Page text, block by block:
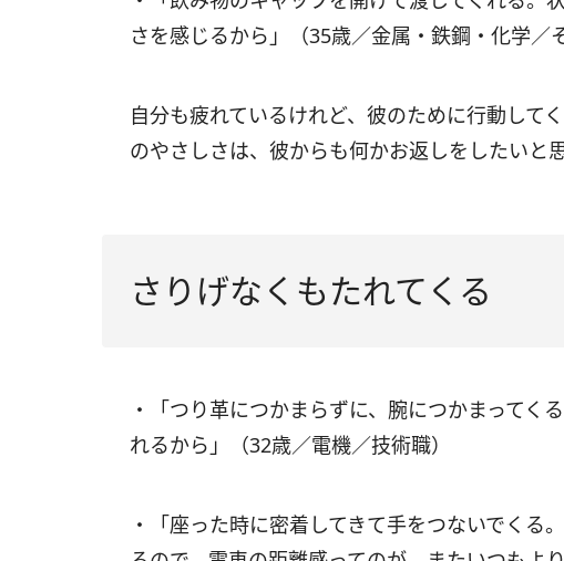
さを感じるから」（35歳／金属・鉄鋼・化学／
自分も疲れているけれど、彼のために行動して
のやさしさは、彼からも何かお返しをしたいと
さりげなくもたれてくる
・「つり革につかまらずに、腕につかまってく
れるから」（32歳／電機／技術職）
・「座った時に密着してきて手をつないでくる